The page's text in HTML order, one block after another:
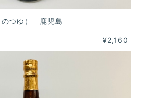
のつゆ） 鹿児島
¥2,160